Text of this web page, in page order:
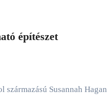
építészet